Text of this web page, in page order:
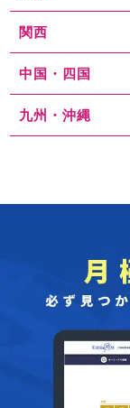
関西
中国・四国
九州・沖縄